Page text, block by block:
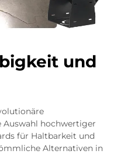
und
hochwertiger
für Haltbarkeit und
Alternativen in